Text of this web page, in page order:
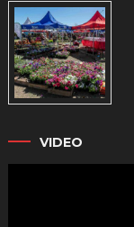
VIDEO